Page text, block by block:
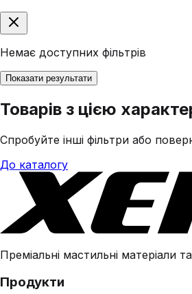
Немає доступних фільтрів
Показати результати
Товарів з цією
Спробуйте інші фільтри або
До каталогу
Преміальні мастильні матеріали
Продукти